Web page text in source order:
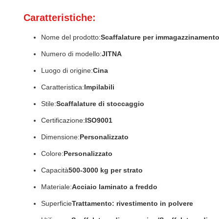
Caratteristiche:
Nome del prodotto:Scaffalature per immagazzinamento
Numero di modello:JITNA
Luogo di origine:Cina
Caratteristica:Impilabili
Stile:Scaffalature di stoccaggio
Certificazione:ISO9001
Dimensione:Personalizzato
Colore:Personalizzato
Capacità500-3000 kg per strato
Materiale:Acciaio laminato a freddo
SuperficieTrattamento: rivestimento in polvere